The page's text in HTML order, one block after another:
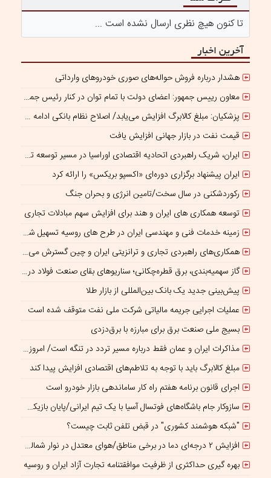
تا کنون هیچ نظری ارسال نشده است ...
آخرین اخبار
هشدار درباره فروش حواله‌های صوری خودروهای وارداتی
معاون رییس جمهور: اعضای دولت با تمام توان در کنار رئیس جمهوری برای ایران ایستاده‌اند
پزشکیان: مبلغ کالابرگ افزایش می‌یابد/ اصلاح نظام بانکی ادامه دارد
قیمت نفت در بازار جهانی افزایش یافت
ایران، شریک راهبردی اتحادیه اقتصادی اوراسیا در مسیر توسعه تجارت و همگرایی منطقه‌ای
ایران پیشنهاد برگزاری دوره‌ای «اکسپو بریکس» را ارائه کرد
رکوردشکنی در سال سخت/تامین انرژی و بحران جنگ
توسعه همکاری های ایران و هند برای افزایش سهم مبادلات تجاری
زمینه خدمات فنی و مهندسی ایران در طرح های روسیه تسهیل شود/ جذب سرمایه‌گذاران روسی در معادن ایران
همکاری‌های راهبردی تجاری و ترانزیتی ایران و چین گسترش می یابد
گاز سهمیه‌بندی، برق قطره‌چکانی؛ سناریوهای بقای صنعت فولاد در برزخ ناترازی و ریسک‌های ژئوپلیتیک
پیش‌بینی جدید یک بانک بین‌المللی از بازار طلا
عملیات اجرایی جریمه مالیاتی شرکت ملی نفت متوقف شده است
بسیج ملی صنعت برق برای مبارزه با برق‌دزدی
مذاکرات ایران و عمان فقط درباره مسیر تردد در تنگه است/ امروز جایگاه بازدارندگی تنگه هرمز از بمب اتم هم بالاتر است
مبلغ کالابرگ باید با توجه به تلاطم‌های اقتصادی افزایش پیدا کند
اجرای قانون برنامه هفتم راه کار ساماندهی بازار خودرو است
سازوکار جام باشگاه‌های فوتسال آسیا با یک تیم ایرانی/پایان بازیکن قرضی؟
"شبکه هوشمند کشوری" در قبض تلفن ثابت چیست؟
افزایش ۲ درجه‌ای دما در برخی مناطق/هوای معتدل در نوار شمالی ایران
بهره گیری حداکثری از ظرفیت موافقتنامه تجارت آزاد ایران و روسیه